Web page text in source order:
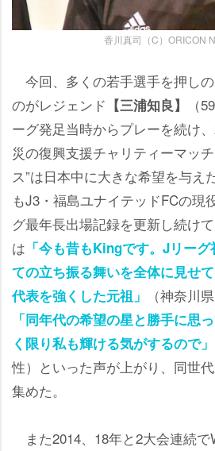
香川真司（C）ORICON
今回、多くの若手選手を押し
のがレジェンド 【三浦知良】
（
ーグ発足当時からプレーを続け
災の復興支援チャリティーマッ
ス”は日本中に大きな希望を与え
もJ3・福島ユナイテッドFCの現
グ最年長出場記録を更新し続け
は 「今も昔もKingです。Jリー
ての立ち振る舞いを全体に見せ
代表を強くした元祖」
（神奈川
「同年代の希望の星と勝手に思
く限り私も輝ける気がするので」
性）といった声が上がり、同世
集めた。
また2014、18年と2大会連続